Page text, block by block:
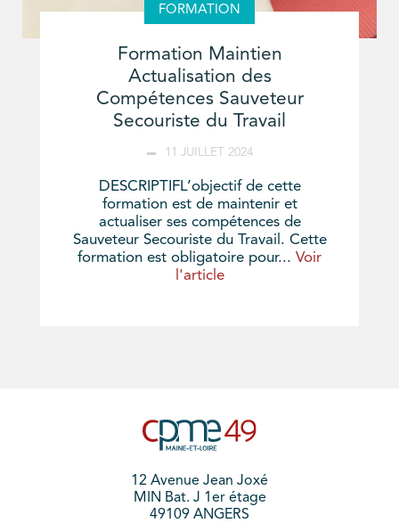
FORMATION
Formation Maintien
Actualisation des
Compétences Sauveteur
Secouriste du Travail
11 JUILLET 2024
DESCRIPTIFL’objectif de cette
formation est de maintenir et
actualiser ses compétences de
Sauveteur Secouriste du Travail. Cette
formation est obligatoire pour... Voir
l'article
12 Avenue Jean Joxé
MIN Bat. J 1er étage
49109 ANGERS